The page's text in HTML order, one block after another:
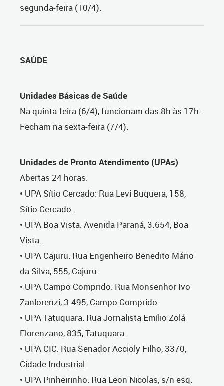
segunda-feira (10/4).
SAÚDE
Unidades Básicas de Saúde
Na quinta-feira (6/4), funcionam das 8h às 17h.
Fecham na sexta-feira (7/4).
Unidades de Pronto Atendimento (UPAs)
Abertas 24 horas.
• UPA Sítio Cercado: Rua Levi Buquera, 158,
Sítio Cercado.
• UPA Boa Vista: Avenida Paraná, 3.654, Boa
Vista.
• UPA Cajuru: Rua Engenheiro Benedito Mário
da Silva, 555, Cajuru.
• UPA Campo Comprido: Rua Monsenhor Ivo
Zanlorenzi, 3.495, Campo Comprido.
• UPA Tatuquara: Rua Jornalista Emílio Zolá
Florenzano, 835, Tatuquara.
• UPA CIC: Rua Senador Accioly Filho, 3370,
Cidade Industrial.
• UPA Pinheirinho: Rua Leon Nicolas, s/n esq.